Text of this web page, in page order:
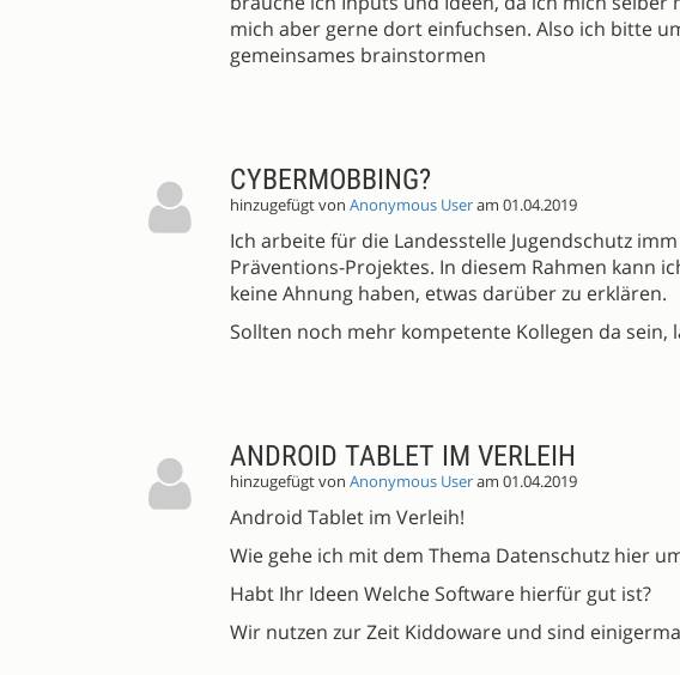
mich aber gerne dort einfuchsen. Also ich bitte
gemeinsames brainstormen
CYBERMOBBING?
hinzugefügt von Anonymous Useram 01.04.2019
Ich arbeite für die Landesstelle Jugendschutz
Präventions-Projektes. In diesem Rahmen kann
keine Ahnung haben, etwas darüber zu erklären.
Sollten noch mehr kompetente Kollegen da sein,
ANDROID TABLET IM VERLEIH
hinzugefügt von Anonymous Useram 01.04.2019
Android Tablet im Verleih!
Wie gehe ich mit dem Thema Datenschutz hier
Habt Ihr Ideen Welche Software hierfür gut ist?
Wir nutzen zur Zeit Kiddoware und sind